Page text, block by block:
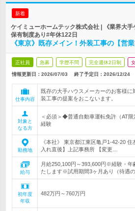
新着
ケイミューホームテック株式会社 | 《業界大
保有制度あり#年休122日
《東京》既存メイン！外装工事の【営
正社員 急募 学歴不問 完全週休2日制
情報更新日：2026/07/03 終了予定日： 2026/12/24
仕事内容
既存の大手ハウスメーカーのお客様
装工事の提案をおこないます。
対象と
なる方
＜必須＞◆普通自動車運転免許（AT
経験
勤務地
《本社》 東京都江東区亀戸1-42-20
入れ直後】上記事務所 【変更…
給与
月給250,100円～393,600円※経験・
たします※試用期間3ヶ月あり（待遇
初年度
年収
482万円～760万円